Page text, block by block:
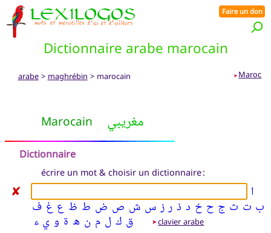
Dictionnaire arabe marocain
Faire un don
arabe> maghrébin > marocain ➤ Maroc
Marocain مغريبي
Dictionnaire
écrire un mot & choisir un dictionnaire :
✘ ا
ب ت ث ج ح خ د ذ ر ز س ش ص ض ط ظ ع غ ف
ق ك ل م ن ه ة و ي ء ➤clavier arabe